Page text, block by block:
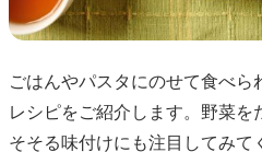
ごはんやパスタにのせて食べ
レシピをご紹介します。野菜
そそる味付けにも注目してみて